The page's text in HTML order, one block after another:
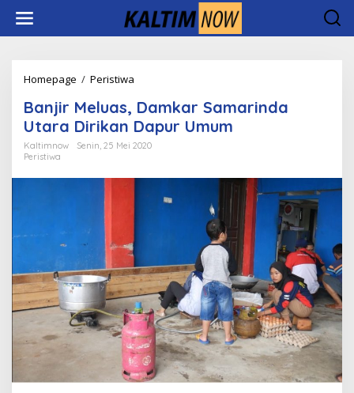
konten
Homepage / Peristiwa
Damkar
Samarinda
Utara
Dirikan
Umum
Banjir Meluas, Damkar Samarinda
Utara Dirikan Dapur Umum
Kaltimnow
Senin, 25 Mei 2020
Peristiwa